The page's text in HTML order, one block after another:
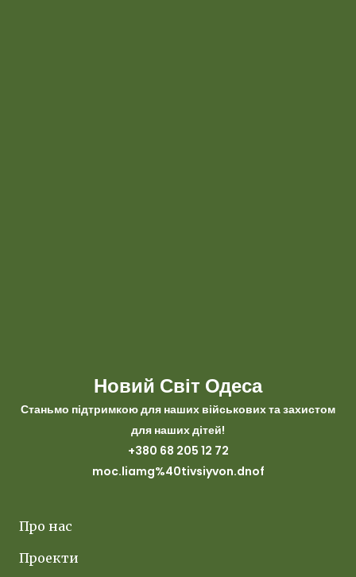
Новий Світ Одеса
Станьмо підтримкою для наших військових та захистом
для наших дітей!
+380 68 205 12 72
moc.liamg%40tivsiyvon.dnof
Про нас
Проекти